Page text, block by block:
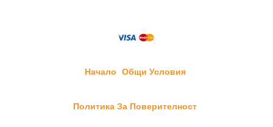
Начало Общи Условия
Политика За Поверителност